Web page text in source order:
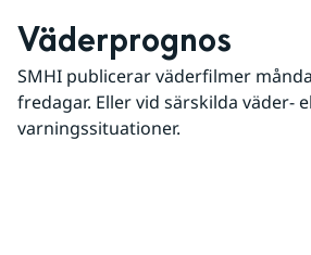
Väderprognos
SMHI publicerar väderfilmer
fredagar. Eller vid särskilda väder-
varningssituationer.